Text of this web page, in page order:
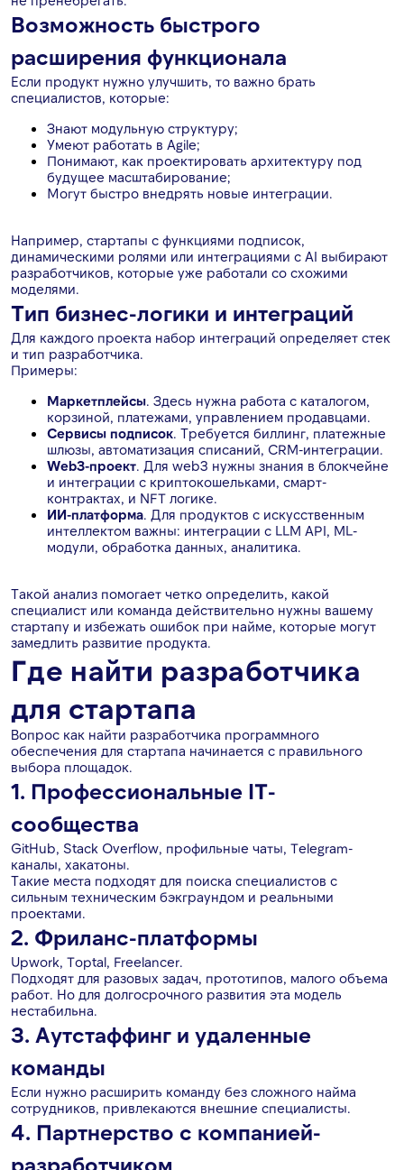
Возможность быстрого
расширения функционала
Если продукт нужно улучшить, то важно брать
специалистов, которые:
Знают модульную структуру;
Умеют работать в Agile;
Понимают, как проектировать архитектуру под
будущее масштабирование;
Могут быстро внедрять новые интеграции.
Например, стартапы с функциями подписок,
динамическими ролями или интеграциями с AI выбирают
разработчиков, которые уже работали со схожими
моделями.
Тип бизнес-логики и интеграций
Для каждого проекта набор интеграций определяет стек
и тип разработчика.
Примеры:
Маркетплейсы. Здесь нужна работа с каталогом,
корзиной, платежами, управлением продавцами.
Сервисы подписок. Требуется биллинг, платежные
шлюзы, автоматизация списаний, CRM-интеграции.
Web3-проект. Для web3 нужны знания в блокчейне
и интеграции с криптокошельками, смарт-
контрактах, и NFT логике.
ИИ-платформа. Для продуктов с искусственным
интеллектом важны: интеграции с LLM API, ML-
модули, обработка данных, аналитика.
Такой анализ помогает четко определить, какой
специалист или команда действительно нужны вашему
стартапу и избежать ошибок при найме, которые могут
замедлить развитие продукта.
Где найти разработчика
для стартапа
Вопрос как найти разработчика программного
обеспечения для стартапа начинается с правильного
выбора площадок.
1. Профессиональные IT-
сообщества
GitHub, Stack Overflow, профильные чаты, Telegram-
каналы, хакатоны.
Такие места подходят для поиска специалистов с
сильным техническим бэкграундом и реальными
проектами.
2. Фриланс-платформы
Upwork, Toptal, Freelancer.
Подходят для разовых задач, прототипов, малого объема
работ. Но для долгосрочного развития эта модель
нестабильна.
3. Аутстаффинг и удаленные
команды
Если нужно расширить команду без сложного найма
сотрудников, привлекаются внешние специалисты.
4. Партнерство с компанией-
разработчиком